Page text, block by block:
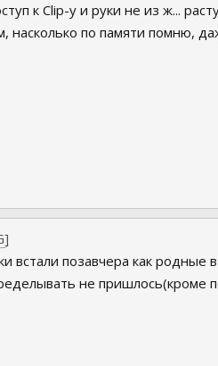
к Clip-у и руки не из ж...
насколько по памяти помню,
встали позавчера как
не пришлось(кроме